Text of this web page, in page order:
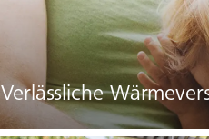
Verlässliche